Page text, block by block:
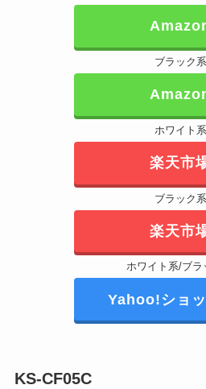
ブラック系
ホワイト系
楽天市
ブラック系
楽天市
ホワイト系/ブラ
Yahoo!ショ
KS-CF05C